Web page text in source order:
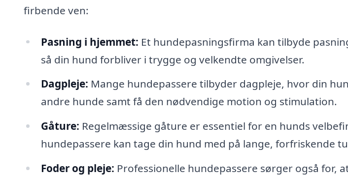
firbende ven:
Pasning i hjemmet: Et hundepasningsfirma kan tilbyde
så din hund forbliver i trygge og velkendte omgivelser.
Dagpleje: Mange hundepassere tilbyder dagpleje, hvor din
andre hunde samt få den nødvendige motion og stimulation.
Gåture: Regelmæssige gåture er essentiel for en hunds
hundepassere kan tage din hund med på lange, forfriskende
Foder og pleje: Professionelle hundepassere sørger også for,